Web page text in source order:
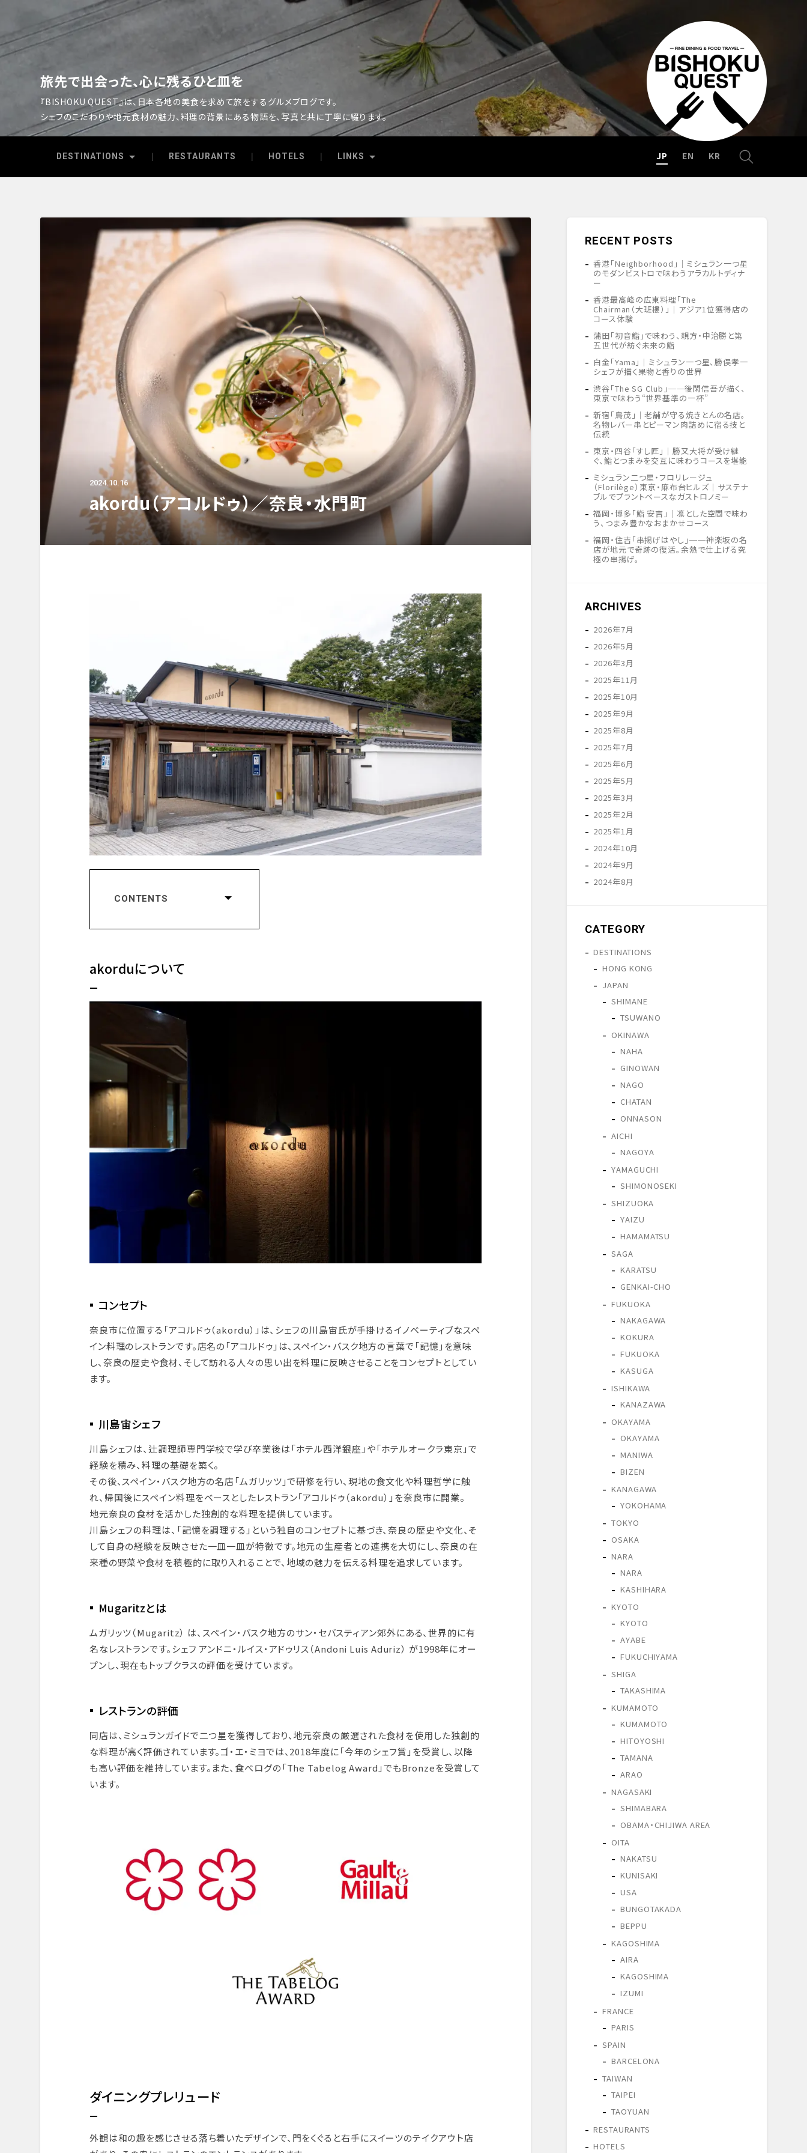
旅先で出会った、心に残るひと皿を
『BISHOKU QUEST』は、日本各地の美食を求めて旅をするグルメブログです。
シェフのこだわりや地元食材の魅力、料理の背景にある物語を、写真と共に丁寧に綴ります。
DESTINATIONS RESTAURANTS HOTELS LINKS EN
JP KR
2024.10.16
akordu（アコルドゥ）／奈良・水門町
CONTENTS
コンセプト
Mugaritzとは
ダイニングプレリュード
ダイニングスペース
スタータードリンク
実際に味わった料理
デザート & フィナーレ
まとめと感想
予約とアクセス情報
akorduについて
コンセプト
奈良市に位置する「アコルドゥ（akordu）」は、シェフの川島宙氏が手掛けるイノベーティブなスペ
イン料理のレストランです。店名の「アコルドゥ」は、スペイン・バスク地方の言葉で「記憶」を意味
し、奈良の歴史や食材、そして訪れる人々の思い出を料理に反映させることをコンセプトとしてい
ます。
川島宙シェフ
川島シェフは、辻調理師専門学校で学び卒業後は「ホテル西洋銀座」や「ホテルオークラ東京」で
経験を積み、料理の基礎を築く。
その後、スペイン・バスク地方の名店「ムガリッツ」で研修を行い、現地の食文化や料理哲学に触
れ、帰国後にスペイン料理をベースとしたレストラン「アコルドゥ（akordu）」を奈良市に開業。
地元奈良の食材を活かした独創的な料理を提供しています。
川島シェフの料理は、「記憶を調理する」という独自のコンセプトに基づき、奈良の歴史や文化、そ
して自身の経験を反映させた一皿一皿が特徴です。地元の生産者との連携を大切にし、奈良の在
来種の野菜や食材を積極的に取り入れることで、地域の魅力を伝える料理を追求しています。
Mugaritzとは
ムガリッツ（Mugaritz） は、スペイン・バスク地方のサン・セバスティアン郊外にある、世界的に有
名なレストランです。シェフ アンドニ・ルイス・アドゥリス（Andoni Luis Aduriz） が1998年にオー
プンし、現在もトップクラスの評価を受けています。
レストランの評価
同店は、ミシュランガイドで二つ星を獲得しており、地元奈良の厳選された食材を使用した独創的
な料理が高く評価されています。ゴ・エ・ミヨでは、2018年度に「今年のシェフ賞」を受賞し、以降
も高い評価を維持しています。また、食べログの「The Tabelog Award」でもBronzeを受賞して
います。
ダイニングプレリュード
外観は和の趣を感じさせる落ち着いたデザインで、門をくぐると右手にスイーツのテイクアウト店
RECENT POSTS
香港「Neighborhood」｜ミシュラン一つ星
のモダンビストロで味わうアラカルトディナ
ー
香港最高峰の広東料理「The
Chairman（大班樓）」｜アジア1位獲得店の
コース体験
蒲田「初音鮨」で味わう、親方・中治勝と第
五世代が紡ぐ未来の鮨
白金「Yama」｜ミシュラン一つ星、勝俣孝一
シェフが描く果物と香りの世界
渋谷「The SG Club」──後閑信吾が描く、
東京で味わう“世界基準の一杯”
新宿「鳥茂」｜老舗が守る焼きとんの名店。
名物レバー串とピーマン肉詰めに宿る技と
伝統
東京・四谷「すし匠」｜勝又大将が受け継
ぐ、鮨とつまみを交互に味わうコースを堪能
ミシュラン二つ星・フロリレージュ
（Florilège）東京・麻布台ヒルズ｜サステナ
ブルでプラントベースなガストロノミー
福岡・博多「鮨 安吉」｜凛とした空間で味わ
う、つまみ豊かなおまかせコース
福岡・住吉「串揚げはやし」──神楽坂の名
店が地元で奇跡の復活。余熱で仕上げる究
極の串揚げ。
ARCHIVES
2026年7月
2026年5月
2026年3月
2025年11月
2025年10月
2025年9月
2025年8月
2025年7月
2025年6月
2025年5月
2025年3月
2025年2月
2025年1月
2024年10月
2024年9月
2024年8月
CATEGORY
DESTINATIONS
HONG KONG
JAPAN
SHIMANE
TSUWANO
OKINAWA
NAHA
GINOWAN
NAGO
CHATAN
ONNASON
AICHI
NAGOYA
YAMAGUCHI
SHIMONOSEKI
SHIZUOKA
YAIZU
HAMAMATSU
SAGA
KARATSU
GENKAI-CHO
FUKUOKA
NAKAGAWA
KOKURA
FUKUOKA
KASUGA
ISHIKAWA
KANAZAWA
OKAYAMA
OKAYAMA
MANIWA
BIZEN
KANAGAWA
YOKOHAMA
TOKYO
OSAKA
NARA
NARA
KASHIHARA
KYOTO
KYOTO
AYABE
FUKUCHIYAMA
SHIGA
TAKASHIMA
KUMAMOTO
KUMAMOTO
HITOYOSHI
TAMANA
ARAO
NAGASAKI
SHIMABARA
OBAMA・CHIJIWA AREA
OITA
NAKATSU
KUNISAKI
USA
BUNGOTAKADA
BEPPU
KAGOSHIMA
AIRA
KAGOSHIMA
IZUMI
FRANCE
PARIS
SPAIN
BARCELONA
TAIWAN
TAIPEI
TAOYUAN
RESTAURANTS
HOTELS